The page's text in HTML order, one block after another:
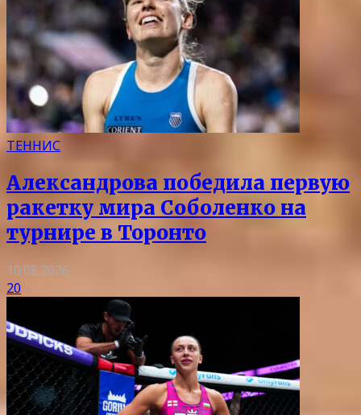
ТЕННИС
Александрова победила первую
ракетку мира Соболенко на
турнире в Торонто
10.08.2026
20